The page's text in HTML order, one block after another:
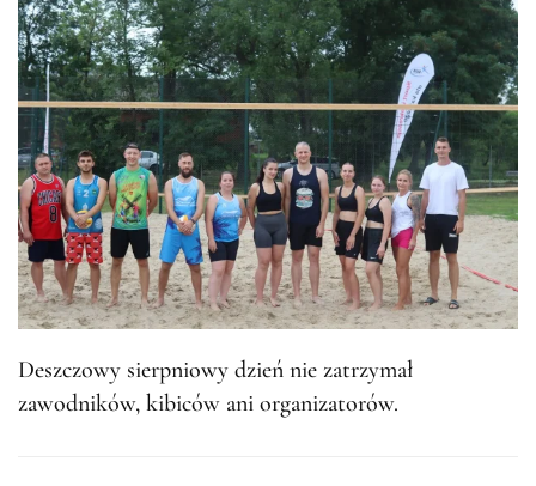
Deszczowy sierpniowy dzień nie zatrzymał
zawodników, kibiców ani organizatorów.